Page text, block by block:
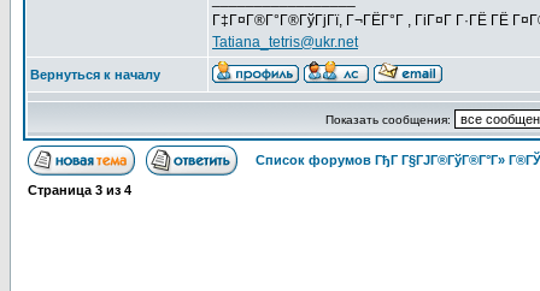
Г‡Г¤Г®Г°Г®ГўГјГї, Г¬ГЁГ°Г , ГіГ¤Г Г·ГЁ ГЁ
Tatiana_tetris@ukr.net
Вернуться к началу
Показать сообщения:
Список форумов ГђГ Г§ГЈГ®ГўГ®Г°Г»
Страница 3 из 4